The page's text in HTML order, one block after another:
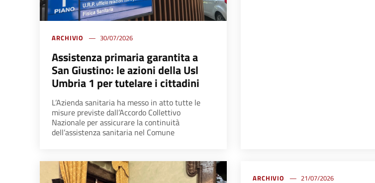
ARCHIVIO 30/07/2026
Assistenza primaria garantita a
San Giustino: le azioni della Usl
Umbria 1 per tutelare i cittadini
L’Azienda sanitaria ha messo in atto tutte le
misure previste dall’Accordo Collettivo
Nazionale per assicurare la continuità
dell’assistenza sanitaria nel Comune
ARCHIVIO 21/07/2026